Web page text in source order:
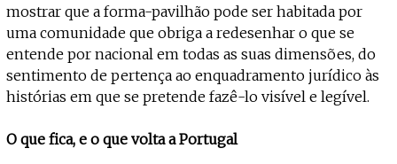
mostrar que a forma-pavilhão pode ser habitada por
uma comunidade que obriga a redesenhar o que se
entende por nacional em todas as suas dimensões, do
sentimento de pertença ao enquadramento jurídico às
histórias em que se pretende fazê-lo visível e legível.
O que fica, e o que volta a Portugal